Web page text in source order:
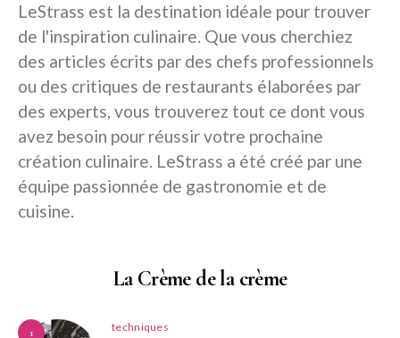
LeStrass est la destination idéale pour trouver
de l'inspiration culinaire. Que vous cherchiez
des articles écrits par des chefs professionnels
ou des critiques de restaurants élaborées par
des experts, vous trouverez tout ce dont vous
avez besoin pour réussir votre prochaine
création culinaire. LeStrass a été créé par une
équipe passionnée de gastronomie et de
cuisine.
La Crème de la crème
1 techniques